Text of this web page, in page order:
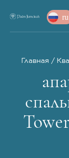
ru
Главная